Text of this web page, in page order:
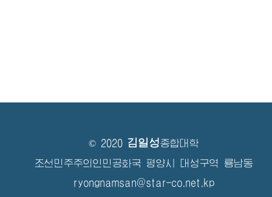
© 2020 김일성종합대학
조선민주주의인민공화국 평양시 대성구역 룡남동
ryongnamsan@star-co.net.kp